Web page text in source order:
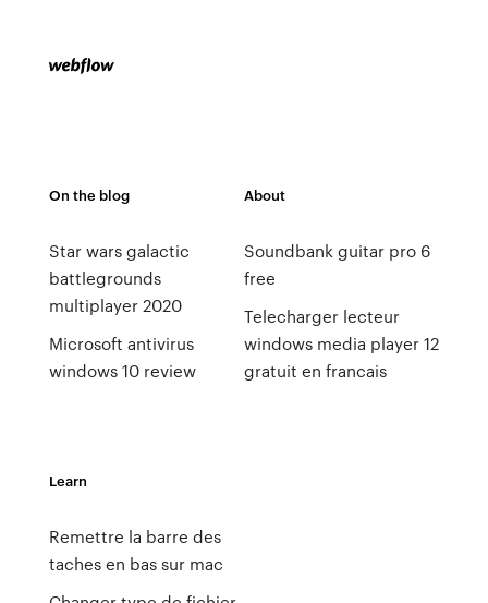
On the blog
Star wars galactic
battlegrounds
multiplayer 2020
Microsoft antivirus
windows 10 review
About
Soundbank guitar pro 6
free
Telecharger lecteur
windows media player 12
gratuit en francais
Learn
Remettre la barre des
taches en bas sur mac